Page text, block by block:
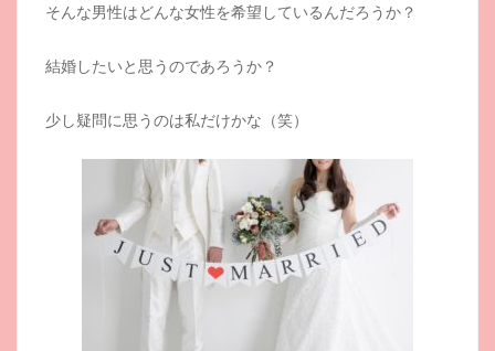
そんな男性はどんな女性を希望しているんだろうか？
結婚したいと思うのであろうか？
少し疑問に思うのは私だけかな（笑）